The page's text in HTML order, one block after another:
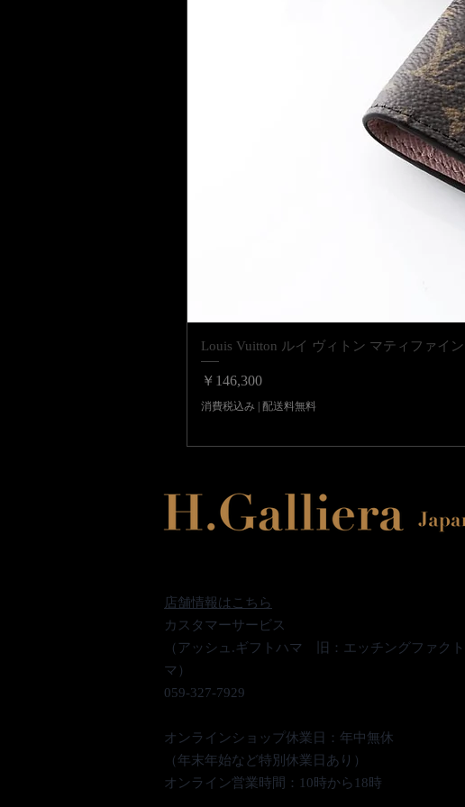
Louis Vuitton ルイ ヴィトン マティファイ
価格
￥146,300
消費税込み | 配送料無料
店舗情報はこちら
カスタマーサービス
（アッシュ.ギフトハマ 旧：エッチングファク
マ）
059-327-7929
オンラインショップ休業日：年中無休
（年末年始など特別休業日あり）
オンライン営業時間：10時から18時